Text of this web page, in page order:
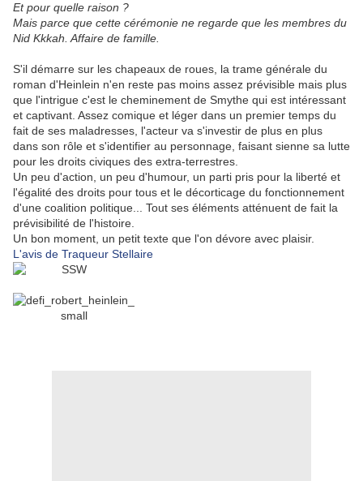
Et pour quelle raison ?
Mais parce que cette cérémonie ne regarde que les membres du
Nid Kkkah. Affaire de famille.
S'il démarre sur les chapeaux de roues, la trame générale du
roman d'Heinlein n'en reste pas moins assez prévisible mais plus
que l'intrigue c'est le cheminement de Smythe qui est intéressant
et captivant. Assez comique et léger dans un premier temps du
fait de ses maladresses, l'acteur va s'investir de plus en plus
dans son rôle et s'identifier au personnage, faisant sienne sa lutte
pour les droits civiques des extra-terrestres.
Un peu d'action, un peu d'humour, un parti pris pour la liberté et
l'égalité des droits pour tous et le décorticage du fonctionnement
d'une coalition politique... Tout ses éléments atténuent de fait la
prévisibilité de l'histoire.
Un bon moment, un petit texte que l'on dévore avec plaisir.
L'avis de Traqueur Stellaire